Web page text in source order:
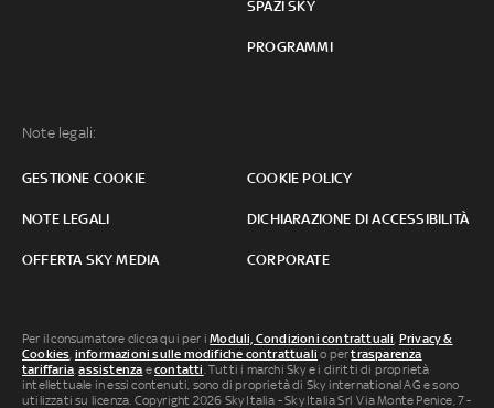
SPAZI SKY
PROGRAMMI
Note legali:
GESTIONE COOKIE COOKIE POLICY
NOTE LEGALI DICHIARAZIONE DI ACCESSIBILITÀ
OFFERTA SKY MEDIA CORPORATE
Per il consumatore clicca qui per iModuli, Condizioni contrattuali, Privacy &
Cookies, informazioni sulle modifiche contrattuali o pertrasparenza
tariffaria,assistenza econtatti. Tutti i marchi Sky e i diritti di proprietà
intellettuale in essi contenuti, sono di proprietà di Sky international AG e sono
utilizzati su licenza. Copyright 2026 Sky Italia - Sky Italia Srl Via Monte Penice, 7 -